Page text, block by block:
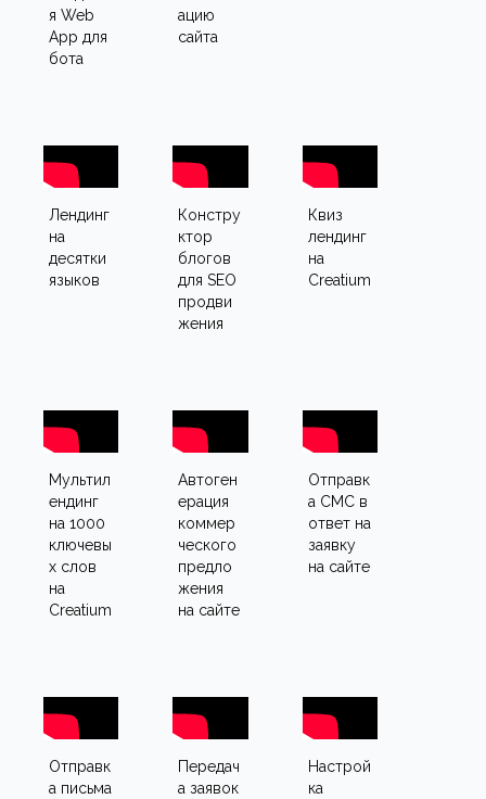
я Web
App для
бота
ацию
сайта
Лендинг
на
десятки
языков
Констру
ктор
блогов
для SEO
продви
жения
Квиз
лендинг
на
Creatium
Мультил
ендинг
на 1000
ключевы
х слов
на
Creatium
Автоген
ерация
коммер
ческого
предло
жения
на сайте
Отправк
а СМС в
ответ на
заявку
на сайте
Отправк
а письма
Передач
а заявок
Настрой
ка